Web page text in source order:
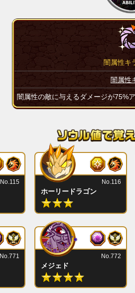
闇属性キ
闇属性
闇属性の敵に与えるダメージが75%
No.115
ホーリードラゴン
No.116
No.771
メジェド
No.772